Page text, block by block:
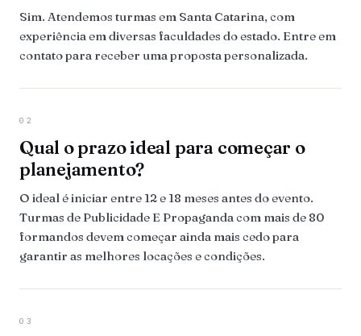
Sim. Atendemos turmas em Santa Catarina, com
experiência em diversas faculdades do estado. Entre em
contato para receber uma proposta personalizada.
02
Qual o prazo ideal para começar o
planejamento?
O ideal é iniciar entre 12 e 18 meses antes do evento.
Turmas de Publicidade E Propaganda com mais de 80
formandos devem começar ainda mais cedo para
garantir as melhores locações e condições.
03